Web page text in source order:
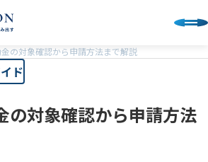
の対象確認から申請方法まで解説
ド
の対象確認から申請方法